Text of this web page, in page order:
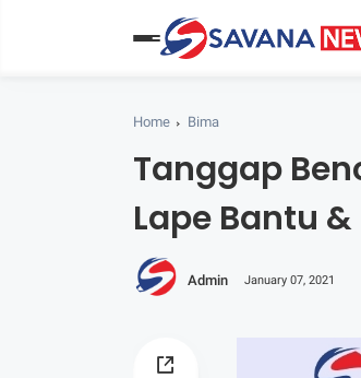
Home Bima
Tanggap
Lape Bantu
Admin January 07, 2021